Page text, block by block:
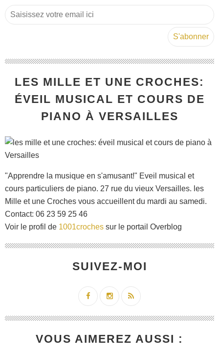
LES MILLE ET UNE CROCHES:
ÉVEIL MUSICAL ET COURS DE
PIANO À VERSAILLES
"Apprendre la musique en s'amusant!" Eveil musical et
cours particuliers de piano. 27 rue du vieux Versailles. les
Mille et une Croches vous accueillent du mardi au samedi.
Contact: 06 23 59 25 46
Voir le profil de 1001croches sur le portail Overblog
SUIVEZ-MOI
VOUS AIMEREZ AUSSI :